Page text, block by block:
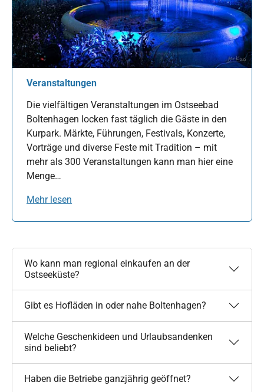
Veranstaltungen
Die vielfältigen Veranstaltungen im Ostseebad
Boltenhagen locken fast täglich die Gäste in den
Kurpark. Märkte, Führungen, Festivals, Konzerte,
Vorträge und diverse Feste mit Tradition – mit
mehr als 300 Veranstaltungen kann man hier eine
Menge…
Mehr lesen
Wo kann man regional einkaufen an der
Ostseeküste?
Gibt es Hofläden in oder nahe Boltenhagen?
Welche Geschenkideen und Urlaubsandenken
sind beliebt?
Haben die Betriebe ganzjährig geöffnet?